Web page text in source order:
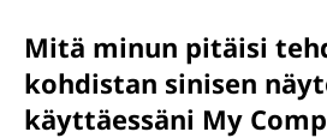
Mitä minun pitäisi
kohdistan sinisen
käyttäessäni My